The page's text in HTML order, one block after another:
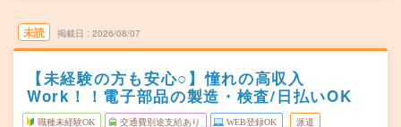
未読 掲載日 2026/08/07
【未経験の方も安心○】憧れの高収入
Work！！電子部品の製造・検査/日払いOK
職種未経験OK 交通費別途支給あり WEB登録OK 派遣